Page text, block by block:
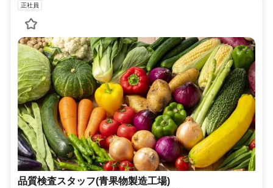
正社員
品質検査スタッフ(青果物製造工場)